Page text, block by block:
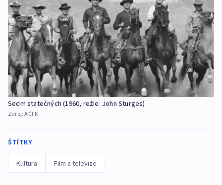
Sedm statečných (1960, režie: John Sturges)
Zdroj:AČFK
ŠTÍTKY
Kultura Film a televize